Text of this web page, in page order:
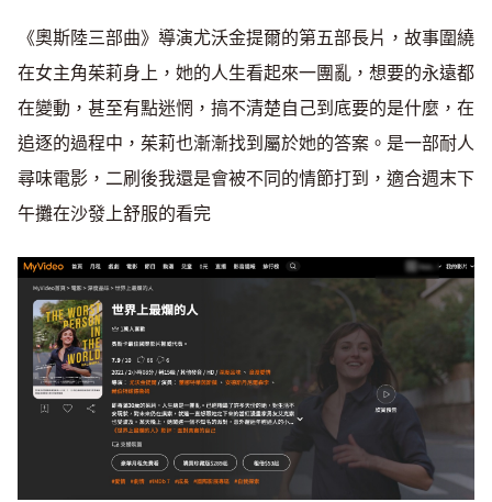
《奧斯陸三部曲》導演尤沃金提爾的第五部長片，故事圍繞
在女主角茱莉身上，她的人生看起來一團亂，想要的永遠都
在變動，甚至有點迷惘，搞不清楚自己到底要的是什麼，在
追逐的過程中，茱莉也漸漸找到屬於她的答案。是一部耐人
尋味電影，二刷後我還是會被不同的情節打到，適合週末下
午攤在沙發上舒服的看完